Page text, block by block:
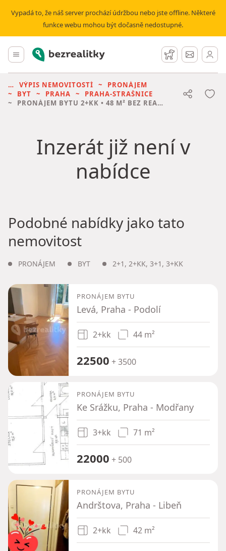
Vypadá to, že náš server prochází údržbou nebo jste offline. Některé
funkce webu mohou být dočasně nedostupné.
Hlavní menu
Bezrealitky Hlídací pes
Zprávy
VÝPIS NEMOVITOSTÍ
PRONÁJEM
BYT
PRAHA
PRAHA-STRAŠNICE
PRONÁJEM BYTU 2+KK • 48 M² BEZ REALITKY
Inzerát již není v
nabídce
Podobné nabídky jako tato
nemovitost
PRONÁJEM BYT 2+1 , 2+KK, 3+1 , 3+KK
PRONÁJEM BYTU
Levá, Praha - Podolí
2+kk 44 m²
22500 + 3500
PRONÁJEM BYTU
Ke Srážku, Praha - Modřany
3+kk 71 m²
22000 + 500
PRONÁJEM BYTU
Andrštova, Praha - Libeň
2+kk 42 m²